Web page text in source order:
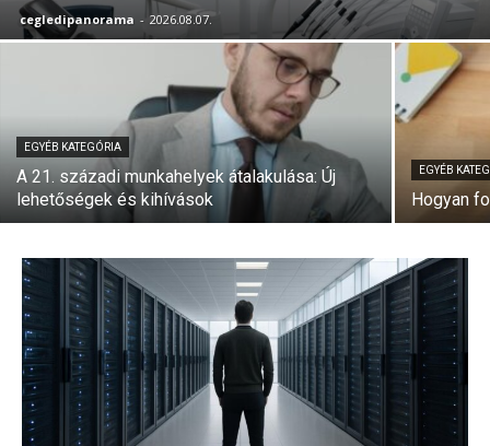
cegledipanorama - 2026.08.07.
EGYÉB KATEGÓRIA
A 21. századi munkahelyek átalakulása: Új
lehetőségek és kihívások
EGYÉB
Hogyan